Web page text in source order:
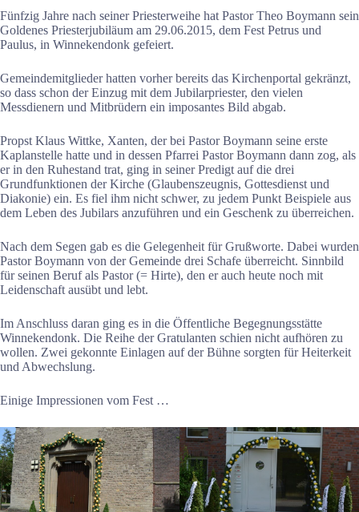
Fünfzig Jahre nach seiner Priesterweihe hat Pastor Theo Boymann sein
Goldenes Priesterjubiläum am 29.06.2015, dem Fest Petrus und
Paulus, in Winnekendonk gefeiert.
Gemeindemitglieder hatten vorher bereits das Kirchenportal gekränzt,
so dass schon der Einzug mit dem Jubilarpriester, den vielen
Messdienern und Mitbrüdern ein imposantes Bild abgab.
Propst Klaus Wittke, Xanten, der bei Pastor Boymann seine erste
Kaplanstelle hatte und in dessen Pfarrei Pastor Boymann dann zog, als
er in den Ruhestand trat, ging in seiner Predigt auf die drei
Grundfunktionen der Kirche (Glaubenszeugnis, Gottesdienst und
Diakonie) ein. Es fiel ihm nicht schwer, zu jedem Punkt Beispiele aus
dem Leben des Jubilars anzuführen und ein Geschenk zu überreichen.
Nach dem Segen gab es die Gelegenheit für Grußworte. Dabei wurden
Pastor Boymann von der Gemeinde drei Schafe überreicht. Sinnbild
für seinen Beruf als Pastor (= Hirte), den er auch heute noch mit
Leidenschaft ausübt und lebt.
Im Anschluss daran ging es in die Öffentliche Begegnungsstätte
Winnekendonk. Die Reihe der Gratulanten schien nicht aufhören zu
wollen. Zwei gekonnte Einlagen auf der Bühne sorgten für Heiterkeit
und Abwechslung.
Einige Impressionen vom Fest …